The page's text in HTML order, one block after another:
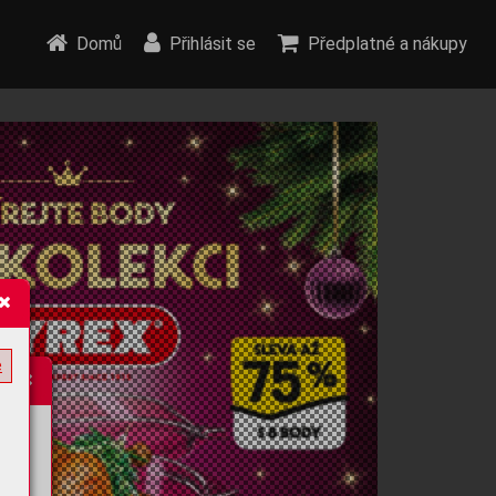
Domů Přihlásit se Předplatné a nákupy